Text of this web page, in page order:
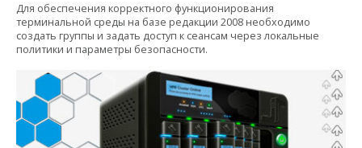
Для обеспечения корректного функционирования
терминальной среды на базе редакции 2008 необходимо
создать группы и задать доступ к сеансам через локальные
политики и параметры безопасности.